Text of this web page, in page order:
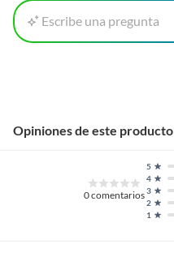
Escribe una pregunta
Opiniones de este producto
0comentarios
1
2
3
4
5